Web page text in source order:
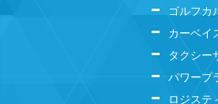
ゴルフカ
カーベイ
タクシー
パワープ
ロジステ